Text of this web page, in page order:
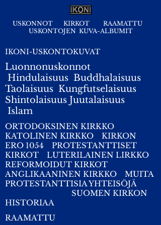
USKONNOT KIRKOT
RAAMATTU
USKONTOJEN KUVA-ALBUMIT
IKONI-USKONTOKUVAT
Luonnonuskonnot
Hindulaisuus Buddhalaisuus
Taolaisuus Kungfutselaisuus
Shintolaisuus Juutalaisuus
Islam
ORTODOKSINEN KIRKKO
KATOLINEN KIRKKO
KIRKON
ERO 1054
PROTESTANTTISET
KIRKOT
LUTERILAINEN LIRKKO
REFORMOIDUT KIRKOT
ANGLIKAANINEN KIRKKO
MUITA
PROTESTANTTISIA YHTEISÖJÄ
SUOMEN KIRKON
HISTORIAA
RAAMATTU